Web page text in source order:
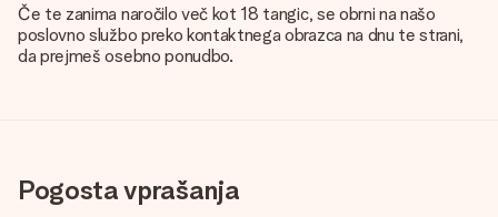
Če te zanima naročilo več kot 18 tangic, se obrni na našo
poslovno službo preko kontaktnega obrazca na dnu te strani,
da prejmeš osebno ponudbo.
Pogosta vprašanja